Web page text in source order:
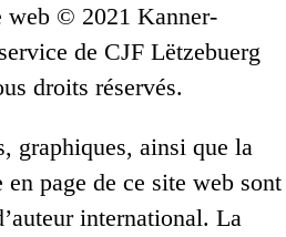
web © 2021 Kanner-
de CJF Lëtzebuerg
droits réservés.
graphiques, ainsi que la
page de ce site web sont
international. La